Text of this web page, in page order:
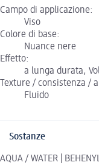
Campo di applicazione:
Viso
Colore di base:
Nuance nere
Effetto:
a lunga durata,
Texture / consistenza /
Fluido
Sostanze
AQUA / WATER |